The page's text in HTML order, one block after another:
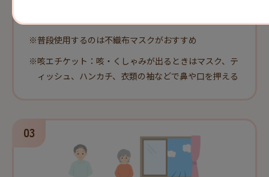
※普段使用するのは不織布マスクがおすすめ
※咳エチケット：咳・くしゃみが出るときはマスク、テ
ィッシュ、ハンカチ、衣類の袖などで鼻や口を押える